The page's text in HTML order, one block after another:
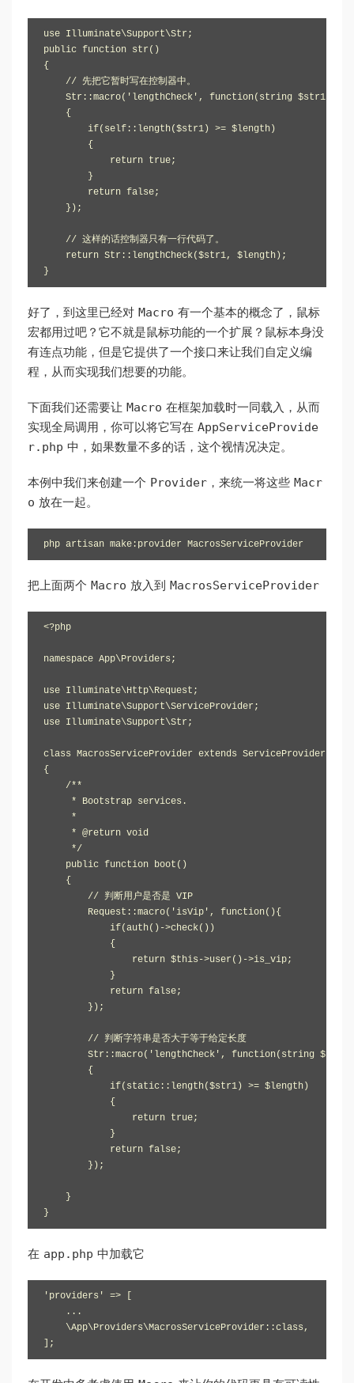
use Illuminate\Support\Str;
public function str()
{
    // 先把它暂时写在控制器中。
Str::macro('lengthCheck', function(string $str1,
    {
        if(self::length($str1) >= $length)
        {
            return true;
        }
        return false;
    });
    // 这样的话控制器只有一行代码了。
    return Str::lengthCheck($str1, $length);
}
好了，到这里已经对 Macro 有一个基本的概念了，鼠标
宏都用过吧？它不就是鼠标功能的一个扩展？鼠标本身没
有连点功能，但是它提供了一个接口来让我们自定义编
程，从而实现我们想要的功能。
下面我们还需要让 Macro 在框架加载时一同载入，从而
实现全局调用，你可以将它写在 AppServiceProvide
r.php 中，如果数量不多的话，这个视情况决定。
本例中我们来创建一个 Provider ，来统一将这些 Macr
o 放在一起。
php artisan make:provider MacrosServiceProvider
把上面两个 Macro 放入到 MacrosServiceProvider
<?php
namespace App\Providers;
use Illuminate\Http\Request;
use Illuminate\Support\ServiceProvider;
use Illuminate\Support\Str;
class MacrosServiceProvider extends ServiceProvider
{
    /**
     * Bootstrap services.
     *
     * @return void
     */
    public function boot()
    {
        // 判断用户是否是 VIP
        Request::macro('isVip', function(){
            if(auth()->check())
            {
                return $this->user()->is_vip;
            }
            return false;
        });
        // 判断字符串是否大于等于给定长度
Str::macro('lengthCheck', function(string
        {
            if(static::length($str1) >= $length)
            {
                return true;
            }
            return false;
        });
    }
}
在 app.php 中加载它
'providers' => [
    ...
    \App\Providers\MacrosServiceProvider::class,
];